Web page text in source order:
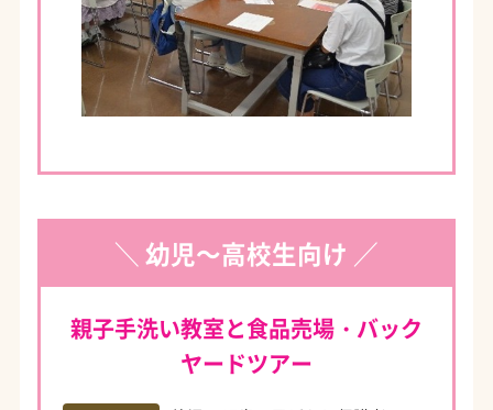
＼ 幼児～高校生向け ／
親子手洗い教室と食品売場・バック
ヤードツアー